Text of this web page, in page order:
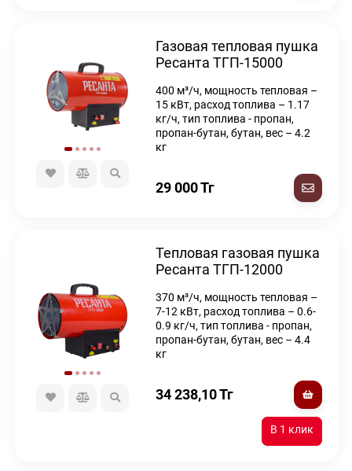
Газовая тепловая пушка
Ресанта ТГП-15000
400 м³/ч, мощность тепловая –
15 кВт, расход топлива – 1.17
кг/ч, тип топлива - пропан,
пропан-бутан, бутан, вес – 4.2
кг
29 000Тг
Тепловая газовая пушка
Ресанта ТГП-12000
370 м³/ч, мощность тепловая –
7-12 кВт, расход топлива – 0.6-
0.9 кг/ч, тип топлива - пропан,
пропан-бутан, бутан, вес – 4.4
кг
34 238,10Тг